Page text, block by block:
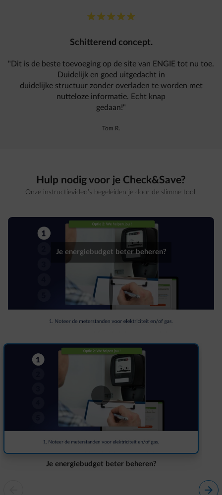
star-fill star-fill star-fill star-fill star-fill
Schitterend concept.
"Dit is de beste toevoeging op de site van ENGIE tot nu toe.
Duidelijk en goed uitgedacht in
duidelijke structuur zonder overladen te worden met
nutteloze informatie. Echt knap
gedaan!"
Tom R.
Hulp nodig voor je Check&Save?
Onze instructievideo’s begeleiden je door de slimme tool.
Je energiebudget beter beheren?
Je energiebudget beter beheren?